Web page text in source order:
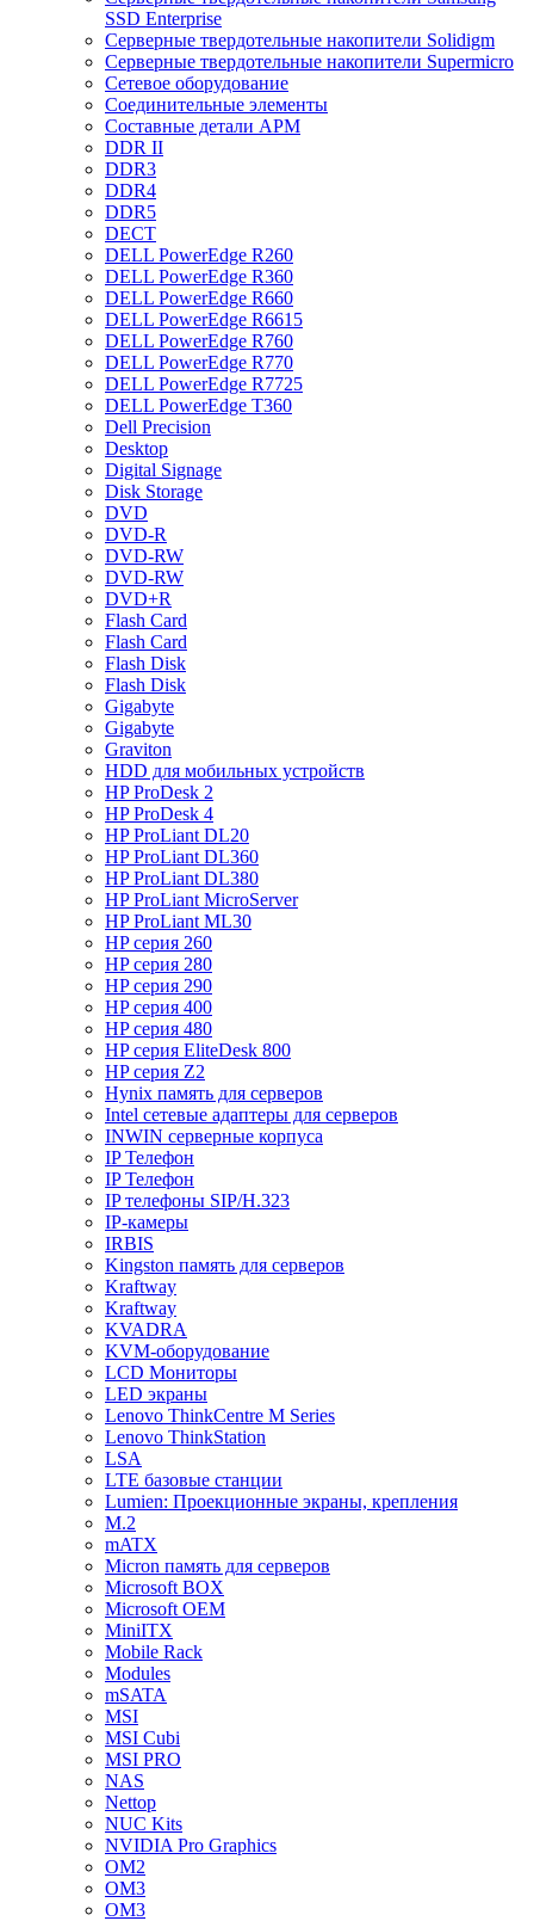
SSD Enterprise
Cерверные твердотельные накопители Solidigm
Cерверные твердотельные накопители Supermicro
Cетевое оборудование
Cоединительные элементы
Cоставные детали АРМ
DDR II
DDR3
DDR4
DDR5
DECT
DELL PowerEdge R260
DELL PowerEdge R360
DELL PowerEdge R660
DELL PowerEdge R6615
DELL PowerEdge R760
DELL PowerEdge R770
DELL PowerEdge R7725
DELL PowerEdge T360
Dell Precision
Desktop
Digital Signage
Disk Storage
DVD
DVD-R
DVD-RW
DVD-RW
DVD+R
Flash Card
Flash Card
Flash Disk
Flash Disk
Gigabyte
Gigabyte
Graviton
HDD для мобильных устройств
HP ProDesk 2
HP ProDesk 4
HP ProLiant DL20
HP ProLiant DL360
HP ProLiant DL380
HP ProLiant MicroServer
HP ProLiant ML30
HP серия 260
HP серия 280
HP серия 290
HP серия 400
HP серия 480
HP серия EliteDesk 800
HP серия Z2
Hynix память для серверов
Intel сетевые адаптеры для серверов
INWIN серверные корпуса
IP Телефон
IP Телефон
IP телефоны SIP/H.323
IP-камеры
IRBIS
Kingston память для серверов
Kraftway
Kraftway
KVADRA
KVM-оборудование
LCD Мониторы
LED экраны
Lenovo ThinkCentre M Series
Lenovo ThinkStation
LSA
LTE базовые станции
Lumien: Проекционные экраны, крепления
M.2
mATX
Micron память для серверов
Microsoft BOX
Microsoft OEM
MiniITX
Mobile Rack
Modules
mSATA
MSI
MSI Cubi
MSI PRO
NAS
Nettop
NUC Kits
NVIDIA Pro Graphics
OM2
OM3
OM3